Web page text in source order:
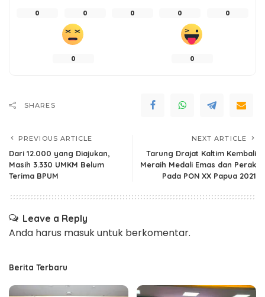
0 0 0 0 0
0 0
SHARES
PREVIOUS ARTICLE
Dari 12.000 yang Diajukan,
Masih 3.330 UMKM Belum
Terima BPUM
NEXT ARTICLE
Tarung Drajat Kaltim Kembali
Meraih Medali Emas dan Perak
Pada PON XX Papua 2021
Leave a Reply
Anda harus masukuntuk berkomentar.
Berita Terbaru